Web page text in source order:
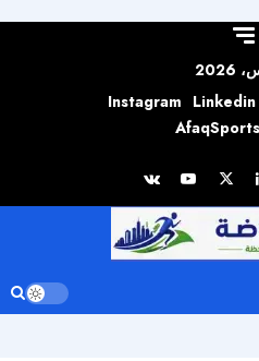
Linkedin
Instagram